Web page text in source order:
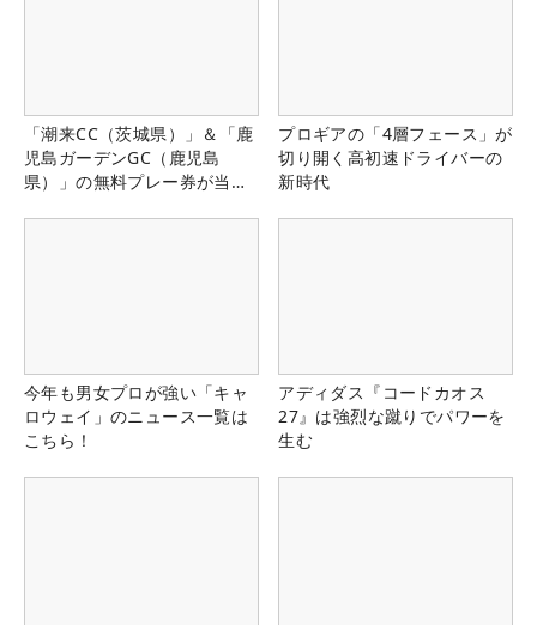
「潮来CC（茨城県）」＆「鹿
児島ガーデンGC（鹿児島
県）」の無料プレー券が当た
プロギアの「4層フェース」が
切り開く高初速ドライバーの
新時代
今年も男女プロが強い「キャ
ロウェイ」のニュース一覧は
こちら！
アディダス『コードカオス
27』は強烈な蹴りでパワーを
生む